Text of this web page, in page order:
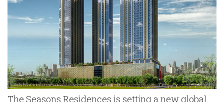
The Seasons Residences is setting a new global